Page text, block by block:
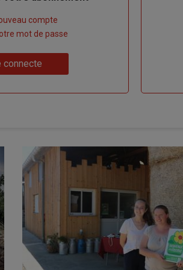
compte
mot de passe
connecte